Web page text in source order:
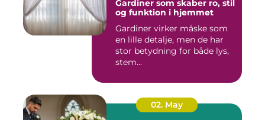
Gardiner som skaber ro, stil
og funktion i hjemmet
Gardiner virker måske som
en lille detalje, men de har
stor betydning for både lys,
stem...
02. May